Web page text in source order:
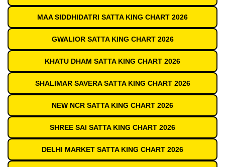
MAA SIDDHIDATRI SATTA KING CHART 2026
GWALIOR SATTA KING CHART 2026
KHATU DHAM SATTA KING CHART 2026
SHALIMAR SAVERA SATTA KING CHART 2026
NEW NCR SATTA KING CHART 2026
SHREE SAI SATTA KING CHART 2026
DELHI MARKET SATTA KING CHART 2026